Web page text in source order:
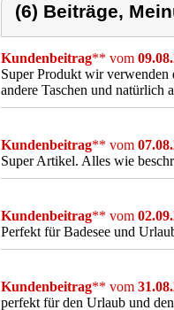
(6) Beiträge,
Kundenbeitrag** vom
Super Produkt wir
andere Taschen und natürlich
Kundenbeitrag** vom
Super Artikel. Alles wie
Kundenbeitrag** vom
Perfekt für Badesee und
Kundenbeitrag** vom
perfekt für den Urlaub und